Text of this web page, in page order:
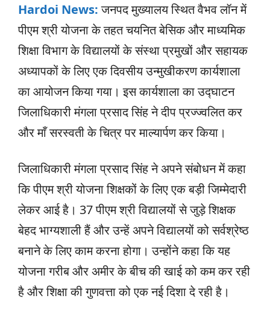
Hardoi News:जनपद मुख्यालय स्थित वैभव लॉन में
पीएम श्री योजना के तहत चयनित बेसिक और माध्यमिक
शिक्षा विभाग के विद्यालयों के संस्था प्रमुखों और सहायक
अध्यापकों के लिए एक दिवसीय उन्मुखीकरण कार्यशाला
का आयोजन किया गया। इस कार्यशाला का उद्घाटन
जिलाधिकारी मंगला प्रसाद सिंह ने दीप प्रज्ज्वलित कर
और माँ सरस्वती के चित्र पर माल्यार्पण कर किया।
जिलाधिकारी मंगला प्रसाद सिंह ने अपने संबोधन में कहा
कि पीएम श्री योजना शिक्षकों के लिए एक बड़ी जिम्मेदारी
लेकर आई है। 37 पीएम श्री विद्यालयों से जुड़े शिक्षक
बेहद भाग्यशाली हैं और उन्हें अपने विद्यालयों को सर्वश्रेष्ठ
बनाने के लिए काम करना होगा। उन्होंने कहा कि यह
योजना गरीब और अमीर के बीच की खाई को कम कर रही
है और शिक्षा की गुणवत्ता को एक नई दिशा दे रही है।